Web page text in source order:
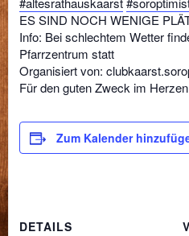
ES SIND NOCH WENIGE
Info: Bei schlechtem Wetter
Pfarrzentrum statt
Organisiert von:
Für den guten Zweck im
Zum Kalender
DETAILS